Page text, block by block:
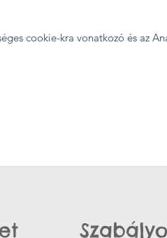
cookie-kra vonatkozó és az